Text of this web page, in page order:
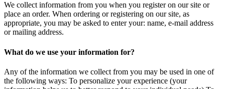
We collect information from you when you register on our site or
place an order. When ordering or registering on our site, as
appropriate, you may be asked to enter your: name, e-mail address
or mailing address.
What do we use your information for?
Any of the information we collect from you may be used in one of
the following ways: To personalize your experience (your